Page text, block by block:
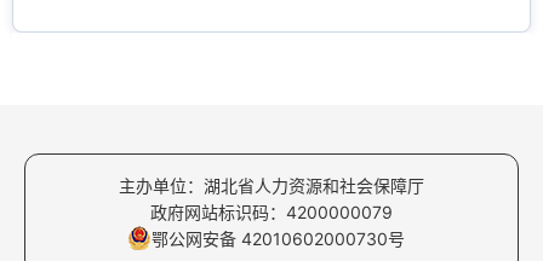
主办单位：湖北省人力资源和社会保障厅
政府网站标识码：4200000079
鄂公网安备 42010602000730号